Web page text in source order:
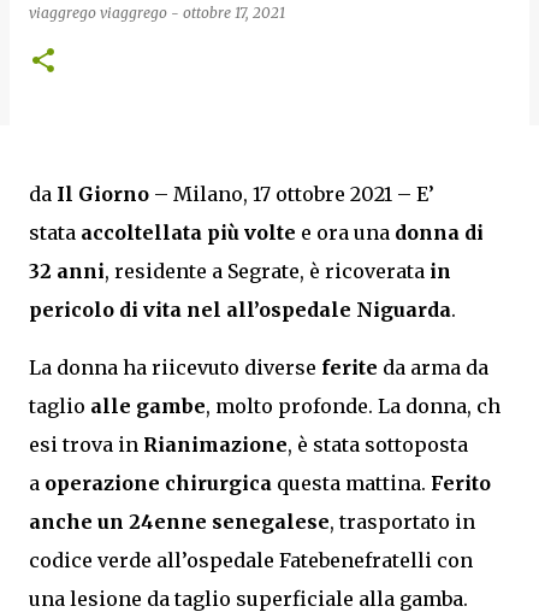
viaggrego viaggrego - ottobre 17, 2021
da Il Giorno – Milano, 17 ottobre 2021 – E’
stata accoltellata più volte e ora una donna di
32 anni, residente a Segrate, è ricoverata in
pericolo di vita nel all’ospedale Niguarda.
La donna ha riicevuto diverse ferite da arma da
taglio alle gambe, molto profonde. La donna, ch
esi trova in Rianimazione, è stata sottoposta
a operazione chirurgica questa mattina. Ferito
anche un 24enne senegalese, trasportato in
codice verde all’ospedale Fatebenefratelli con
una lesione da taglio superficiale alla gamba.